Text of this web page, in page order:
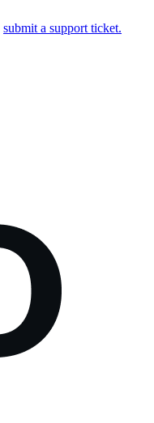
submit a support ticket.